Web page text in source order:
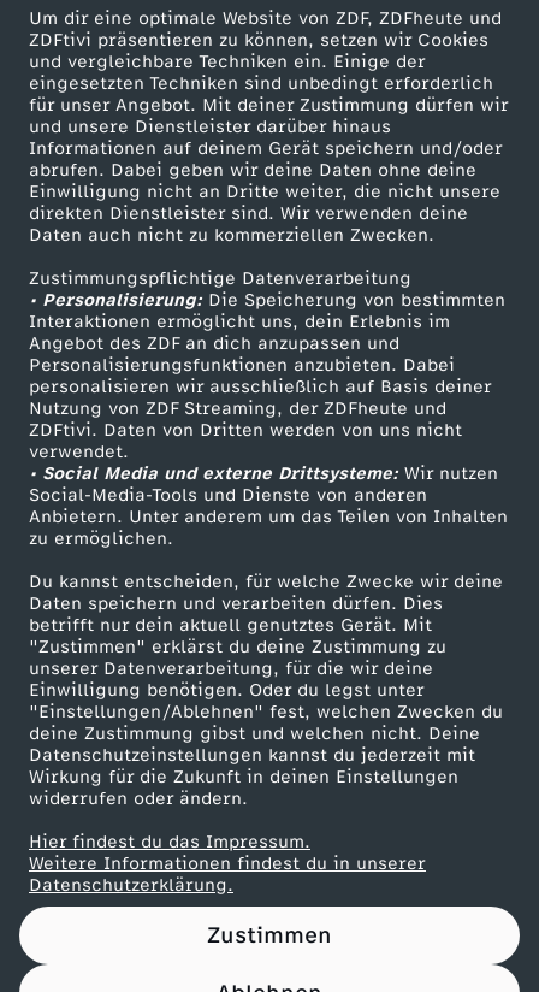
Um dir eine optimale Website von ZDF, ZDFheute und
ZDFtivi präsentieren zu können, setzen wir Cookies
und vergleichbare Techniken ein. Einige der
eingesetzten Techniken sind unbedingt erforderlich
für unser Angebot. Mit deiner Zustimmung dürfen wir
und unsere Dienstleister darüber hinaus
Informationen auf deinem Gerät speichern und/oder
abrufen. Dabei geben wir deine Daten ohne deine
Einwilligung nicht an Dritte weiter, die nicht unsere
direkten Dienstleister sind. Wir verwenden deine
Daten auch nicht zu kommerziellen Zwecken.
Zustimmungspflichtige Datenverarbeitung
• Personalisierung:Die Speicherung von bestimmten
Interaktionen ermöglicht uns, dein Erlebnis im
Angebot des ZDF an dich anzupassen und
Personalisierungsfunktionen anzubieten. Dabei
personalisieren wir ausschließlich auf Basis deiner
Nutzung von ZDF Streaming, der ZDFheute und
ZDFtivi. Daten von Dritten werden von uns nicht
verwendet.
• Social Media und externe Drittsysteme:Wir nutzen
Social-Media-Tools und Dienste von anderen
Anbietern. Unter anderem um das Teilen von Inhalten
zu ermöglichen.
Du kannst entscheiden, für welche Zwecke wir deine
Daten speichern und verarbeiten dürfen. Dies
betrifft nur dein aktuell genutztes Gerät. Mit
"Zustimmen" erklärst du deine Zustimmung zu
unserer Datenverarbeitung, für die wir deine
Einwilligung benötigen. Oder du legst unter
"Einstellungen/Ablehnen" fest, welchen Zwecken du
deine Zustimmung gibst und welchen nicht. Deine
Datenschutzeinstellungen kannst du jederzeit mit
Wirkung für die Zukunft in deinen Einstellungen
widerrufen oder ändern.
Hier findest du das Impressum.
Weitere Informationen findest du in unserer
Datenschutzerklärung.
Zustimmen
e
i
s
k
l
a
s
s
e
:
F
r
i
d
a
y
Mehr ZDF
ZDF-Apps
Smart TV
ZDFtext
Livestreams
Sendungen A-Z
TV-Programm
Service
ZDFmitreden
Kontakt zum ZDF
Tickets
Zuschauerservice
Hilfe
ZDF Unternehmen
Karriere
ZDF goes Schule
Werbefernsehen
Mainzelmännchen
Partner